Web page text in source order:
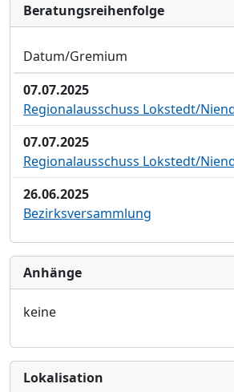
Bera­tungs­reihen­folge
Datum/Gremium
07.07.2025
Regionalausschuss Lokstedt/
07.07.2025
Regionalausschuss Lokstedt/
26.06.2025
Bezirksversammlung
Anhänge
keine
Lokalisation